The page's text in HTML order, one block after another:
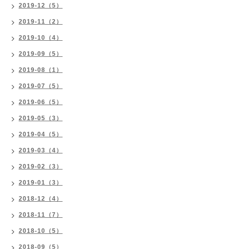
2019-12（5）
2019-11（2）
2019-10（4）
2019-09（5）
2019-08（1）
2019-07（5）
2019-06（5）
2019-05（3）
2019-04（5）
2019-03（4）
2019-02（3）
2019-01（3）
2018-12（4）
2018-11（7）
2018-10（5）
2018-09（5）